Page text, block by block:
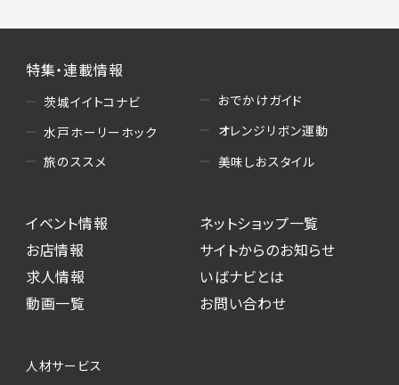
・読者プレゼント、アンケート等、当サービスが実
施するキャンペーンの抽選、当選者への連絡及
び発送 ・ユーザーの趣向や属性情報等の分析
（5）広告主への問い合わせ・応募等への対応
・本サービスを通じて求人広告に応募した際の
選考に関する連絡
・本サービスを通じて店舗への来店予約を登録
した際の内容確認、返答
本サービスが収集する個人情報は、ご本人の意
特集・連載情報
茨城イイトコナビ
水戸ホーリーホック
旅のススメ
おでかけガイド
オレンジリボン運動
美味しおスタイル
イベント情報
お店情報
求人情報
動画一覧
ネットショップ一覧
サイトからのお知らせ
いばナビとは
お問い合わせ
人材サービス